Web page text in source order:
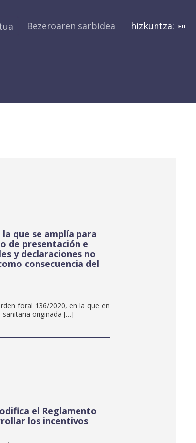
Bezeroaren sarbidea hizkuntza:
la que se amplía para
de presentación e
y declaraciones no
consecuencia del
foral 136/2020, en la que en
sanitaria originada […]
el Reglamento
los incentivos